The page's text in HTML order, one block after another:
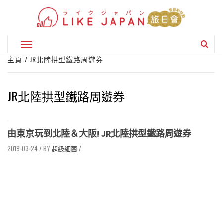
Primary
Menu
主頁 JR北陸拱型鐵路周遊券
JR北陸拱型鐵路周遊券
由東京玩到北陸＆大阪! JR北陸拱型鐵路周遊券
2019-03-24/ 超級細菌/